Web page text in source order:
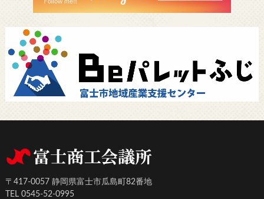
〒417-0057 静岡県富士市瓜島町82番地
TEL 0545-52-0995